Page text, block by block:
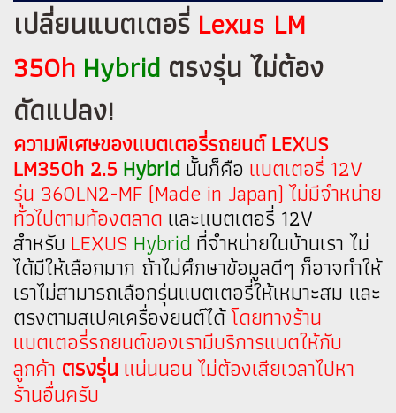
เปลี่ยนแบตเตอรี่ Lexus LM
350h Hybrid ตรงรุ่น ไม่ต้อง
ดัดแปลง!
ความพิเศษของแบตเตอรี่รถยนต์ LEXUS
LM350h 2.5Hybridนั้นก็คือ แบตเตอรี่ 12V
รุ่น 360LN2-MF (Made in Japan) ไม่มีจำหน่าย
ทั่วไปตามท้องตลาด และแบตเตอรี่ 12V
สำหรับ LEXUS Hybrid ที่จำหน่ายในบ้านเรา ไม่
ได้มีให้เลือกมาก ถ้าไม่ศึกษาข้อมูลดีๆ ก็อาจทำให้
เราไม่สามารถเลือกรุ่นแบตเตอรี่ให้เหมาะสม และ
ตรงตามสเปคเครื่องยนต์ได้โดยทางร้าน
แบตเตอรี่รถยนต์ของเรามีบริการแบตให้กับ
ลูกค้า ตรงรุ่น แน่นนอน ไม่ต้องเสียเวลาไปหา
ร้านอื่นครับ